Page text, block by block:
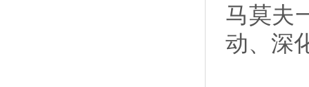
马莫夫
动、深